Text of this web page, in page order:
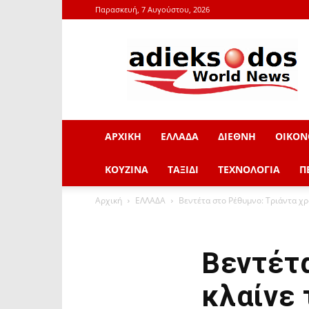
Παρασκευή, 7 Αυγούστου, 2026
adieksodos.gr
ΑΡΧΙΚΗ ΕΛΛΑΔΑ ΔΙΕΘΝΗ
ΚΟΥΖΙΝΑ ΤΑΞΙΔΙ ΤΕΧΝΟΛΟΓΙΑ
Αρχική ΕΛΛΑΔΑ Βεντέτα στο Ρέθυμνο: Τριάντα
κλαίνε